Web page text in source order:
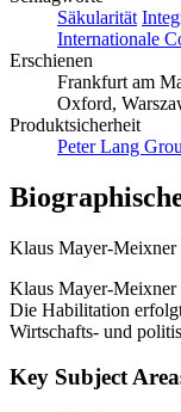
Säkularität
Internationale
Erschienen
Frankfurt am
Oxford,
Produktsicherheit
Peter Lang
Klaus Mayer-
Klaus Mayer-Meixner
Die Habilitation
Wirtschafts- und
Key Subject